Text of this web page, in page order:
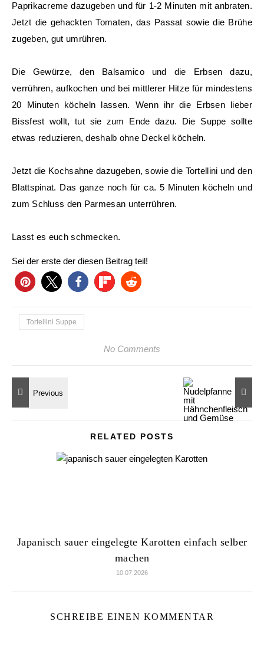
Paprikacreme dazugeben und für 1-2 Minuten mit anbraten.
Jetzt die gehackten Tomaten, das Passat sowie die Brühe
zugeben, gut umrühren.
Die Gewürze, den Balsamico und die Erbsen dazu,
verrühren, aufkochen und bei mittlerer Hitze für mindestens
20 Minuten köcheln lassen. Wenn ihr die Erbsen lieber
Bissfest wollt, tut sie zum Ende dazu. Die Suppe sollte
etwas reduzieren, deshalb ohne Deckel köcheln.
Jetzt die Kochsahne dazugeben, sowie die Tortellini und den
Blattspinat. Das ganze noch für ca. 5 Minuten köcheln und
zum Schluss den Parmesan unterrühren.
Lasst es euch schmecken.
Sei der erste der diesen Beitrag teil!
Tortellini Suppe
No Comments
RELATED POSTS
Japanisch sauer eingelegte Karotten einfach selber
machen
10.07.2026
SCHREIBE EINEN KOMMENTAR